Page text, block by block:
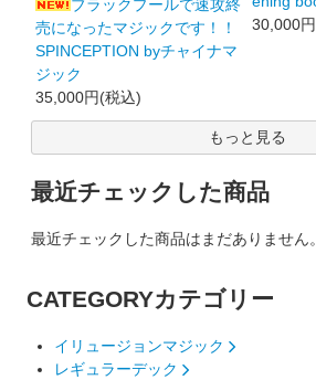
ブラックプールで速攻終
売になったマジックです！！
SPINCEPTION byチャイナマ
ジック
35,000円(税込)
30,000
もっと見る
最近チェックした商品
最近チェックした商品はまだありません。
CATEGORYカテゴリー
イリュージョンマジック
レギュラーデック